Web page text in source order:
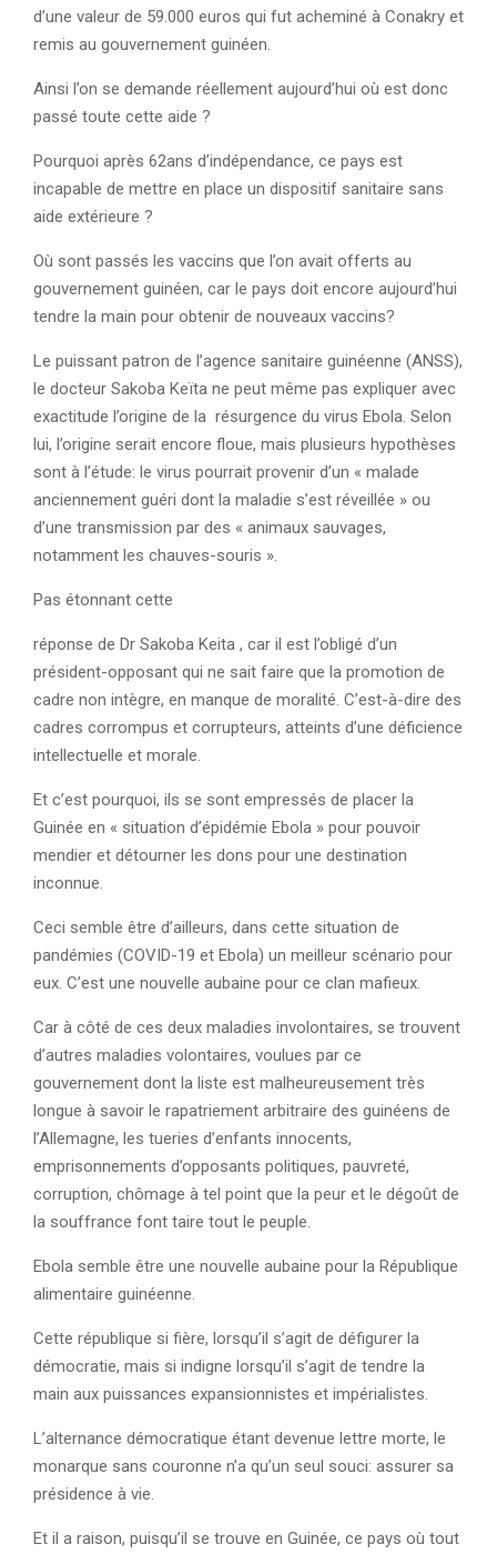
d’une valeur de 59.000 euros qui fut acheminé à Conakry et
remis au gouvernement guinéen.
Ainsi l’on se demande réellement aujourd’hui où est donc
passé toute cette aide ?
Pourquoi après 62ans d’indépendance, ce pays est
incapable de mettre en place un dispositif sanitaire sans
aide extérieure ?
Où sont passés les vaccins que l’on avait offerts au
gouvernement guinéen, car le pays doit encore aujourd’hui
tendre la main pour obtenir de nouveaux vaccins?
Le puissant patron de l’agence sanitaire guinéenne (ANSS),
le docteur Sakoba Keïta ne peut même pas expliquer avec
exactitude l’origine de la résurgence du virus Ebola. Selon
lui, l’origine serait encore floue, mais plusieurs hypothèses
sont à l’étude: le virus pourrait provenir d’un « malade
anciennement guéri dont la maladie s’est réveillée » ou
d’une transmission par des « animaux sauvages,
notamment les chauves-souris ».
Pas étonnant cette
réponse de Dr Sakoba Keita , car il est l’obligé d’un
président-opposant qui ne sait faire que la promotion de
cadre non intègre, en manque de moralité. C’est-à-dire des
cadres corrompus et corrupteurs, atteints d’une déficience
intellectuelle et morale.
Et c’est pourquoi, ils se sont empressés de placer la
Guinée en « situation d’épidémie Ebola » pour pouvoir
mendier et détourner les dons pour une destination
inconnue.
Ceci semble être d’ailleurs, dans cette situation de
pandémies (COVID-19 et Ebola) un meilleur scénario pour
eux. C’est une nouvelle aubaine pour ce clan mafieux.
Car à côté de ces deux maladies involontaires, se trouvent
d’autres maladies volontaires, voulues par ce
gouvernement dont la liste est malheureusement très
longue à savoir le rapatriement arbitraire des guinéens de
l’Allemagne, les tueries d’enfants innocents,
emprisonnements d’opposants politiques, pauvreté,
corruption, chômage à tel point que la peur et le dégoût de
la souffrance font taire tout le peuple.
Ebola semble être une nouvelle aubaine pour la République
alimentaire guinéenne.
Cette république si fière, lorsqu’il s’agit de défigurer la
démocratie, mais si indigne lorsqu’il s’agit de tendre la
main aux puissances expansionnistes et impérialistes.
L’alternance démocratique étant devenue lettre morte, le
monarque sans couronne n’a qu’un seul souci: assurer sa
présidence à vie.
Et il a raison, puisqu’il se trouve en Guinée, ce pays où tout